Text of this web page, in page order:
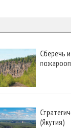
Сберечь
(Якутия)